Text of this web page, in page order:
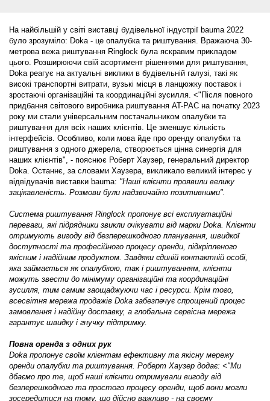
На найбільшій у світі виставці будівельної індустрії bauma 2022
було зрозуміло: Doka - це опалубка та риштування. Вражаюча 30-
метрова вежа риштування Ringlock була яскравим прикладом
цього. Розширюючи свій асортимент рішеннями для риштування,
Doka реагує на актуальні виклики в будівельній галузі, такі як
високі транспортні витрати, вузькі місця в ланцюжку поставок і
зростаючі організаційні та координаційні зусилля. <"Після повного
придбання світового виробника риштування AT-PAC на початку 2023
року ми стали універсальним постачальником опалубки та
риштування для всіх наших клієнтів. Це зменшує кількість
інтерфейсів. Особливо, коли мова йде про оренду опалубки та
риштування з одного джерела, створюється цінна синергія для
наших клієнтів", - пояснює Роберт Хаузер, генеральний директор
Doka. Останнє, за словами Хаузера, викликало великий інтерес у
відвідувачів виставки bauma: "Наші клієнти проявили велику
зацікавленість. Розмови були надзвичайно позитивними".
Система риштування Ringlock пропонує всі експлуатаційні
переваги, які підрядники звикли очікувати від марки Doka. Клієнти
отримують вигоду від безперешкодного планування, швидкої
доступності та професійного процесу оренди, підкріпленого
якісним і надійним продуктом. Завдяки єдиній контактній особі,
яка займається як опалубкою, так і риштуванням, клієнти
можуть звести до мінімуму організаційні та координаційні
зусилля, тим самим заощаджуючи час і ресурси. Крім того,
всесвітня мережа продажів Doka забезпечує спрощений процес
замовлення і надійну доставку, а глобальна сервісна мережа
гарантує швидку і гнучку підтримку.
Повна оренда з одних рук
Doka пропонує своїм клієнтам ефективну та якісну мережу
оренди опалубки та риштування. Роберт Хаузер додає: <"Ми
дбаємо про те, щоб наші клієнти отримували вигоду від
безперешкодного та простого процесу оренди, щоб вони могли
зосередитися на тому, що дійсно важливо - на своєму